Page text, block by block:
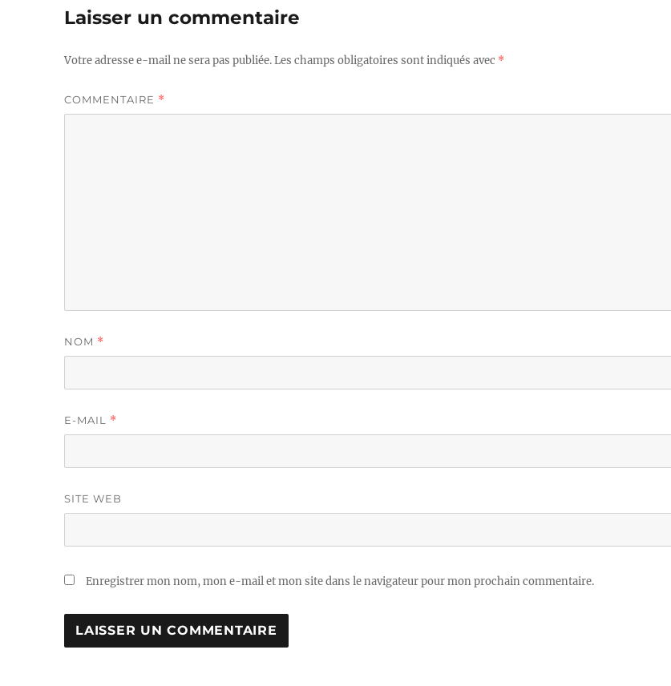
Laisser un commentaire
Votre adresse e-mail ne sera pas publiée.Les champs obligatoires sont indiqués avec *
COMMENTAIRE *
NOM *
E-MAIL *
SITE WEB
Enregistrer mon nom, mon e-mail et mon site dans le navigateur pour mon prochain commentaire.